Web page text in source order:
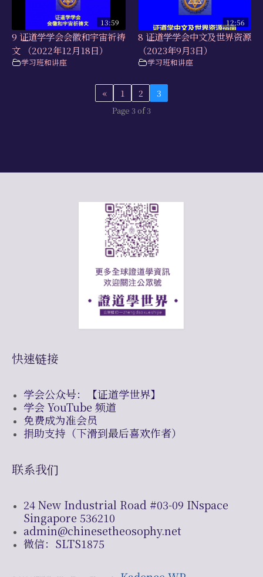
13:59
9 证道学学会会徽和宇宙祈祷
文 （2022年12月18日）
学习班和讲座
12:56
8 证道学学会中文及世界资源
（2023年9月3日）
学习班和讲座
« 1 2 3
Page 3 of 3
快速链接
学会公众号：【证道学世界】
学会 YouTube 频道
免费成为准会员
捐助支持（下滑到最后喜欢作者）
联系我们
24 New Industrial Road #03-09 INspace
Singapore 536210
admin@chinesetheosophy.net
微信：SLTS1875